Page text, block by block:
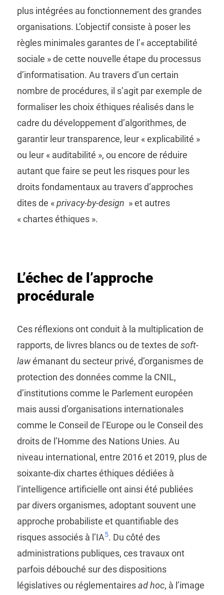
plus intégrées au fonctionnement des grandes
organisations. L’objectif consiste à poser les
règles minimales garantes de l’« acceptabilité
sociale » de cette nouvelle étape du processus
d’informatisation. Au travers d’un certain
nombre de procédures, il s’agit par exemple de
formaliser les choix éthiques réalisés dans le
cadre du développement d’algorithmes, de
garantir leur transparence, leur « explicabilité »
ou leur « auditabilité », ou encore de réduire
autant que faire se peut les risques pour les
droits fondamentaux au travers d’approches
dites de «privacy-by-design » et autres
« chartes éthiques ».
L’échec de l’approche
procédurale
Ces réflexions ont conduit à la multiplication de
rapports, de livres blancs ou de textes de soft-
lawémanant du secteur privé, d’organismes de
protection des données comme la CNIL,
d’institutions comme le Parlement européen
mais aussi d’organisations internationales
comme le Conseil de l’Europe ou le Conseil des
droits de l’Homme des Nations Unies. Au
niveau international, entre 2016 et 2019, plus de
soixante-dix chartes éthiques dédiées à
l’intelligence artificielle ont ainsi été publiées
par divers organismes, adoptant souvent une
approche probabiliste et quantifiable des
risques associés à l’IA5. Du côté des
administrations publiques, ces travaux ont
parfois débouché sur des dispositions
législatives ou réglementairesad hoc, à l’image